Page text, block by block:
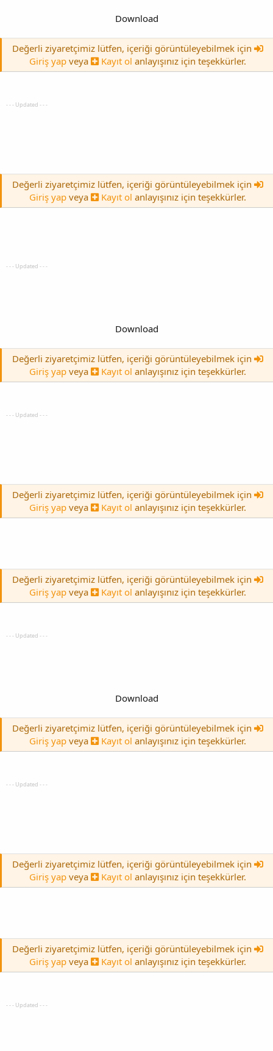
Download
Değerli ziyaretçimiz lütfen, içeriği görüntüleyebilmek için
Giriş yap veya Kayıt ol anlayışınız için teşekkürler.
- - - Updated - - -
Değerli ziyaretçimiz lütfen, içeriği görüntüleyebilmek için
Giriş yap veya Kayıt ol anlayışınız için teşekkürler.
- - - Updated - - -
Download
Değerli ziyaretçimiz lütfen, içeriği görüntüleyebilmek için
Giriş yap veya Kayıt ol anlayışınız için teşekkürler.
- - - Updated - - -
Değerli ziyaretçimiz lütfen, içeriği görüntüleyebilmek için
Giriş yap veya Kayıt ol anlayışınız için teşekkürler.
Değerli ziyaretçimiz lütfen, içeriği görüntüleyebilmek için
Giriş yap veya Kayıt ol anlayışınız için teşekkürler.
- - - Updated - - -
Download
Değerli ziyaretçimiz lütfen, içeriği görüntüleyebilmek için
Giriş yap veya Kayıt ol anlayışınız için teşekkürler.
- - - Updated - - -
Değerli ziyaretçimiz lütfen, içeriği görüntüleyebilmek için
Giriş yap veya Kayıt ol anlayışınız için teşekkürler.
Değerli ziyaretçimiz lütfen, içeriği görüntüleyebilmek için
Giriş yap veya Kayıt ol anlayışınız için teşekkürler.
- - - Updated - - -